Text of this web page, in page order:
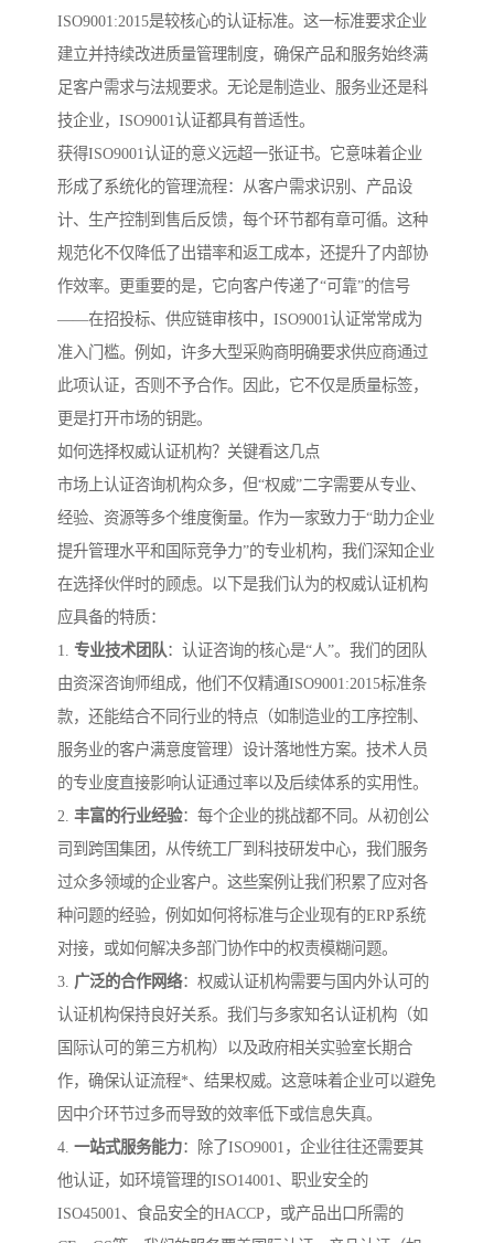
ISO9001:2015是较核心的认证标准。这一标准要求企业
建立并持续改进质量管理制度，确保产品和服务始终满
足客户需求与法规要求。无论是制造业、服务业还是科
技企业，ISO9001认证都具有普适性。
获得ISO9001认证的意义远超一张证书。它意味着企业
形成了系统化的管理流程：从客户需求识别、产品设
计、生产控制到售后反馈，每个环节都有章可循。这种
规范化不仅降低了出错率和返工成本，还提升了内部协
作效率。更重要的是，它向客户传递了“可靠”的信号
——在招投标、供应链审核中，ISO9001认证常常成为
准入门槛。例如，许多大型采购商明确要求供应商通过
此项认证，否则不予合作。因此，它不仅是质量标签，
更是打开市场的钥匙。
如何选择权威认证机构？关键看这几点
市场上认证咨询机构众多，但“权威”二字需要从专业、
经验、资源等多个维度衡量。作为一家致力于“助力企业
提升管理水平和国际竞争力”的专业机构，我们深知企业
在选择伙伴时的顾虑。以下是我们认为的权威认证机构
应具备的特质：
1. 专业技术团队：认证咨询的核心是“人”。我们的团队
由资深咨询师组成，他们不仅精通ISO9001:2015标准条
款，还能结合不同行业的特点（如制造业的工序控制、
服务业的客户满意度管理）设计落地性方案。技术人员
的专业度直接影响认证通过率以及后续体系的实用性。
2. 丰富的行业经验：每个企业的挑战都不同。从初创公
司到跨国集团，从传统工厂到科技研发中心，我们服务
过众多领域的企业客户。这些案例让我们积累了应对各
种问题的经验，例如如何将标准与企业现有的ERP系统
对接，或如何解决多部门协作中的权责模糊问题。
3. 广泛的合作网络：权威认证机构需要与国内外认可的
认证机构保持良好关系。我们与多家知名认证机构（如
国际认可的第三方机构）以及政府相关实验室长期合
作，确保认证流程*、结果权威。这意味着企业可以避免
因中介环节过多而导致的效率低下或信息失真。
4. 一站式服务能力：除了ISO9001，企业往往还需要其
他认证，如环境管理的ISO14001、职业安全的
ISO45001、食品安全的HACCP，或产品出口所需的